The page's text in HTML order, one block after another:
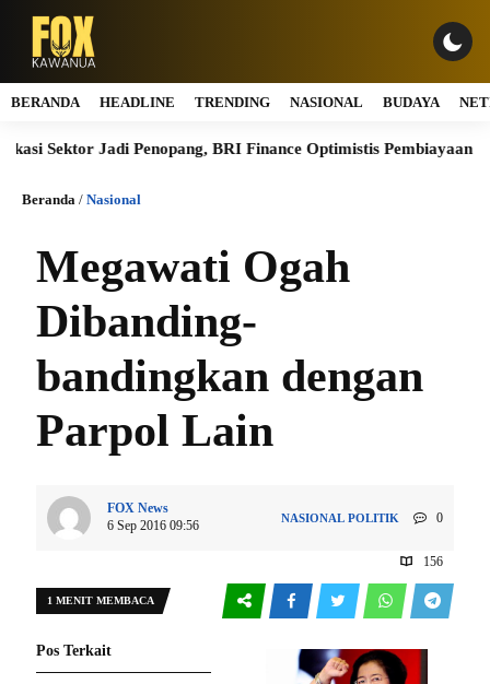
BERANDA HEADLINE TRENDING NASIONAL BUDAYA
Jadi Penopang, BRI Finance Optimistis Pembiayaan Alat
Beranda / Nasional
Megawati Ogah
Dibanding-
bandingkan dengan
Parpol Lain
FOX News
6 Sep 2016 09:56
NASIONAL POLITIK 0
156
1 MENIT MEMBACA
Pos Terkait